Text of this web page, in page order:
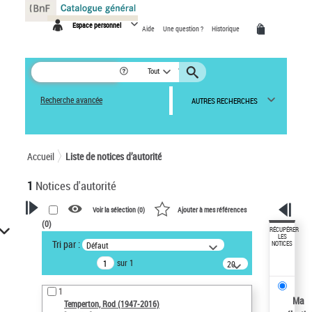
Espace personnel Aide Une question ? Historique
Tout
Recherche avancée AUTRES RECHERCHES
Accueil Liste de notices d’autorité
1 Notices d'autorité
VOTRE RECHERCHE
Recherche avancée dans les
notices d’autorité
Œuvres liées à l'auteur :
Temperton, Rod (1947-2016)
Voir la sélection (0) Ajouter à mes références
(0)
Tri par : Défaut
sur 1
20
résultats/page
1
Temperton, Rod (1947-2016)
RÉCUPÉRER
LES
NOTICES
Ma
Panneau de gestion des cookies